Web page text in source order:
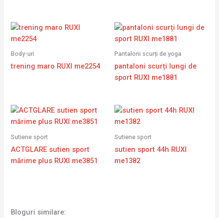
Body-uri
trening maro RUXI me2254
Pantaloni scurți de yoga
pantaloni scurți lungi de
sport RUXI me1881
Sutiene sport
ACTGLARE sutien sport
mărime plus RUXI me3851
Sutiene sport
sutien sport 44h RUXI
me1382
Bloguri similare: